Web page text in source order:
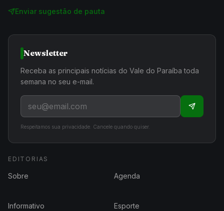
Enviar sugestão de pauta
Newsletter
Receba as principais notícias do Vale do Paraíba toda
semana no seu e-mail.
Respeitamos sua privacidade. Cancele quando quiser.
EDITORIAS
Sobre Agenda
Informativo Esporte